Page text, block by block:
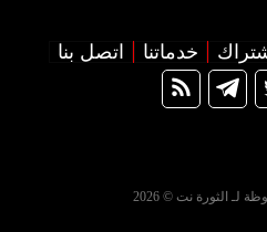
خدماتنا اتصل بنا
لـ الثورة نت © 2026